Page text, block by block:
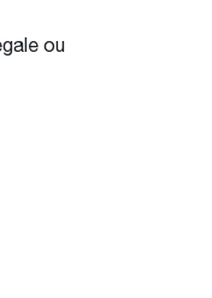
ou